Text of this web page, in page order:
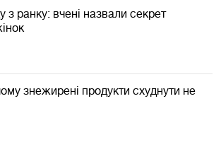
з ранку: вчені назвали секрет
знежирені продукти схуднути не